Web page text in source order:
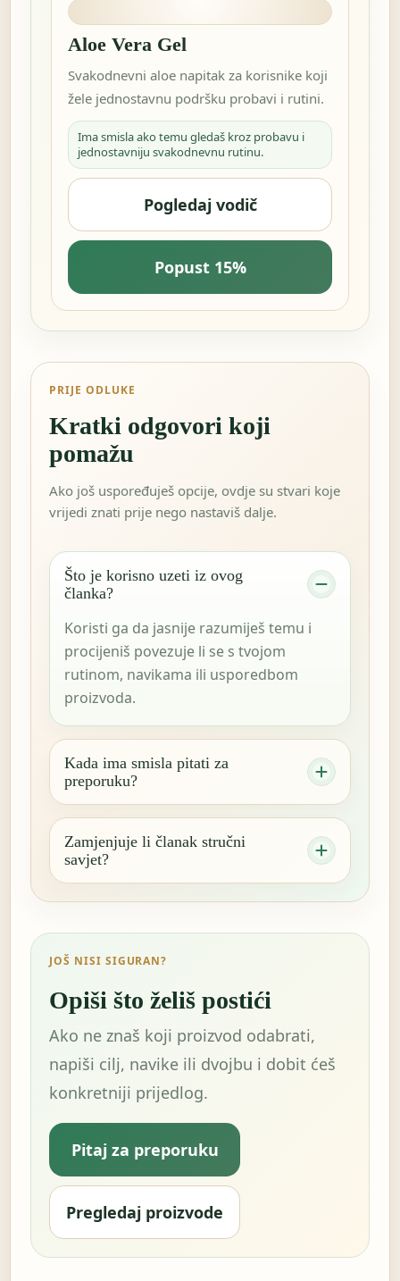
Aloe Vera Gel
Svakodnevni aloe napitak za korisnike koji
žele jednostavnu podršku probavi i rutini.
Ima smisla ako temu gledaš kroz probavu i
jednostavniju svakodnevnu rutinu.
Pogledaj vodič
Popust 15%
PRIJE ODLUKE
Kratki odgovori koji
pomažu
Ako još uspoređuješ opcije, ovdje su stvari koje
vrijedi znati prije nego nastaviš dalje.
Što je korisno uzeti iz ovog
članka?
Koristi ga da jasnije razumiješ temu i
procijeniš povezuje li se s tvojom
rutinom, navikama ili usporedbom
proizvoda.
Kada ima smisla pitati za
preporuku?
Zamjenjuje li članak stručni
savjet?
JOŠ NISI SIGURAN?
Opiši što želiš postići
Ako ne znaš koji proizvod odabrati,
napiši cilj, navike ili dvojbu i dobit ćeš
konkretniji prijedlog.
Pitaj za preporuku
Pregledaj proizvode